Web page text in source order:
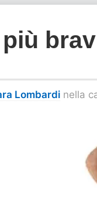
Lombardi nella